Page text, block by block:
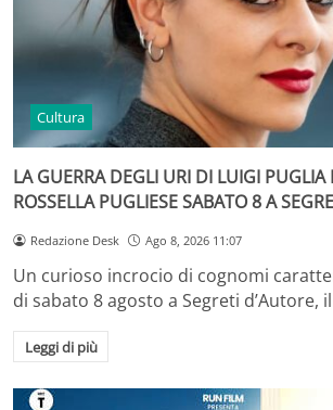
Cultura
LA GUERRA DEGLI URI DI LUIGI PUGLIA
ROSSELLA PUGLIESE SABATO 8 A
Redazione Desk Ago 8, 2026 11:07
Un curioso incrocio di cognomi
di sabato 8 agosto a Segreti d’Autore,
Leggi di più